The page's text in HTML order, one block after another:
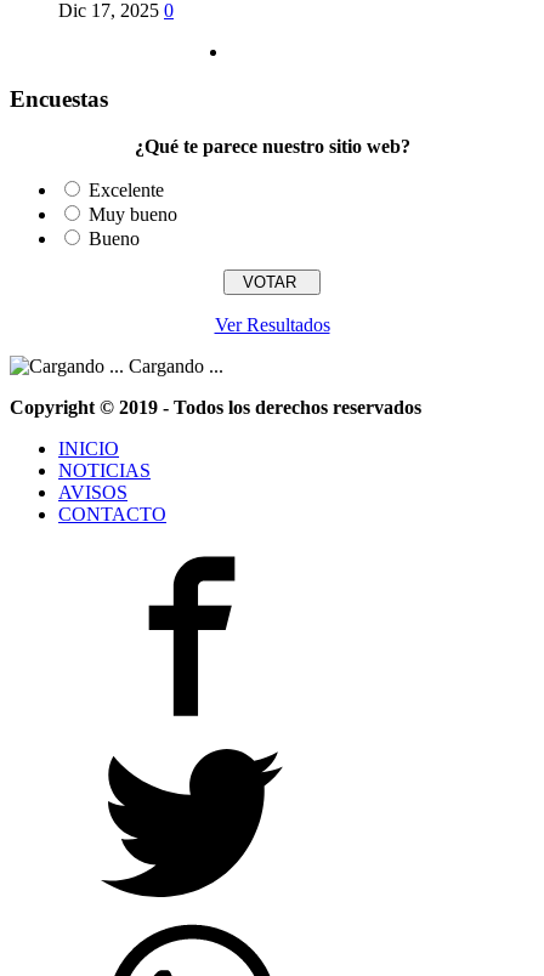
Dic 17, 2025 0
Encuestas
¿Qué te parece nuestro sitio web?
Excelente
Muy bueno
Bueno
Ver Resultados
Cargando ...
Copyright © 2019 - Todos los derechos reservados
INICIO
NOTICIAS
AVISOS
CONTACTO